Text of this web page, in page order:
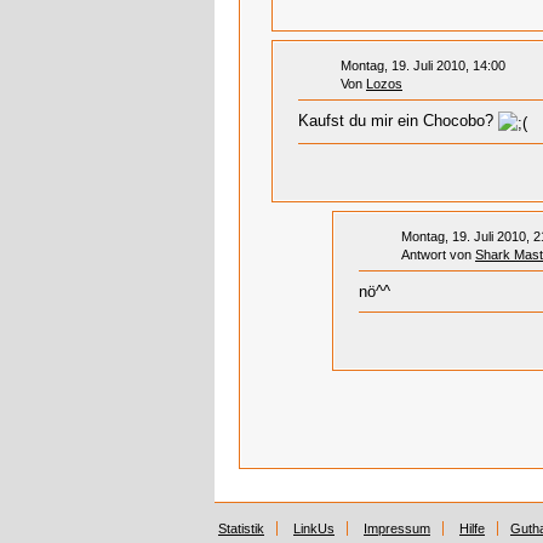
Montag, 19. Juli 2010, 14:00
Von
Lozos
Kaufst du mir ein Chocobo?
Montag, 19. Juli 2010,
Antwort von Shark
nö^^
Statistik LinkUs Impressum Hilfe